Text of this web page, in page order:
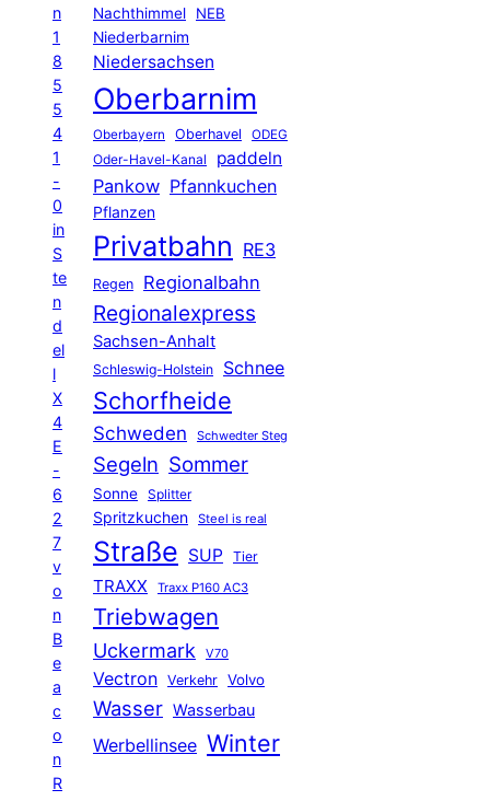
n
1
8
5
5
4
1
-
0
in
S
te
n
d
el
l
X
4
E
-
6
2
7
v
o
n
B
e
a
c
o
n
R
Nachthimmel
NEB
Niederbarnim
Niedersachsen
Oberbarnim
Oberbayern Oberhavel ODEG
Oder-Havel-Kanal paddeln
Pankow Pfannkuchen
Pflanzen
Privatbahn RE3
Regen Regionalbahn
Regionalexpress
Sachsen-Anhalt
Schleswig-Holstein Schnee
Schorfheide
Schweden Schwedter Steg
Segeln Sommer
Sonne Splitter
Spritzkuchen Steel is real
Straße SUP Tier
TRAXX Traxx P160 AC3
Triebwagen
Uckermark V70
Vectron Verkehr Volvo
Wasser Wasserbau
Werbellinsee Winter